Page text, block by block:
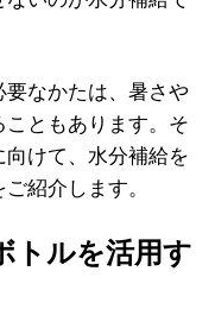
なかたは、暑さや
ともあります。そ
けて、水分補給を
紹介します。
トルを活用す